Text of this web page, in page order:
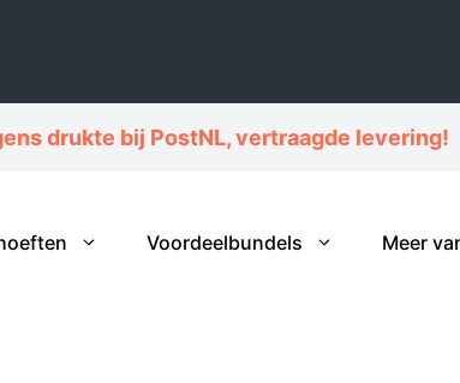
drukte bij PostNL, vertraagde levering!
Voordeelbundels Meer